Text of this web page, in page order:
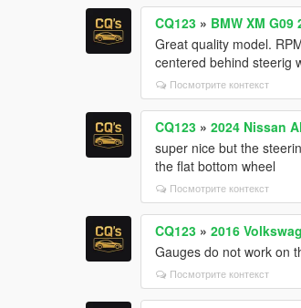
CQ123 » BMW XM
Great quality model.
centered behind steerig
Посмотрите контекст
CQ123 »2024 Nissan
super nice but the
the flat bottom wheel
Посмотрите контекст
CQ123 »2016
Gauges do not work on
Посмотрите контекст